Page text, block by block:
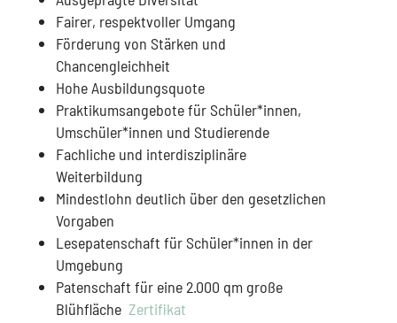
Fairer, respektvoller Umgang
Förderung von Stärken und
Chancengleichheit
Hohe Ausbildungsquote
Praktikumsangebote für Schüler*innen,
Umschüler*innen und Studierende
Fachliche und interdisziplinäre
Weiterbildung
Mindestlohn deutlich über den gesetzlichen
Vorgaben
Lesepatenschaft für Schüler*innen in der
Umgebung
Patenschaft für eine 2.000 qm große
Blühfläche Zertifikat